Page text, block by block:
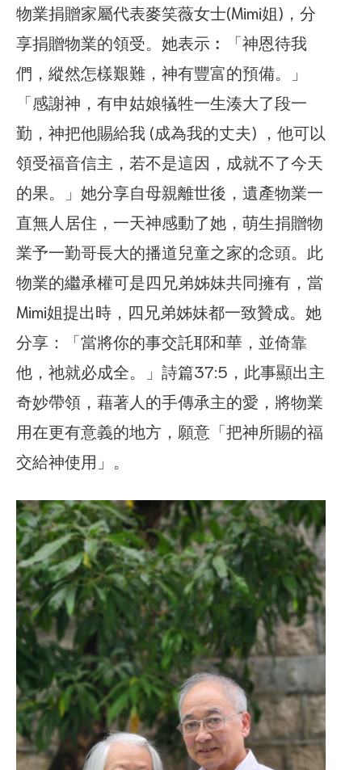
物業捐贈家屬代表麥笑薇女士(Mimi姐)，分
享捐贈物業的領受。她表示︰「神恩待我
們，縱然怎樣艱難，神有豐富的預備。」
「感謝神，有申姑娘犠牲一生湊大了段一
勤，神把他賜給我 (成為我的丈夫) ，他可以
領受福音信主，若不是這因，成就不了今天
的果。」她分享自母親離世後，遺產物業一
直無人居住，一天神感動了她，萌生捐贈物
業予一勤哥長大的播道兒童之家的念頭。此
物業的繼承權可是四兄弟姊妹共同擁有，當
Mimi姐提出時，四兄弟姊妹都一致贊成。她
分享：「當將你的事交託耶和華，並倚靠
他，祂就必成全。」詩篇37:5，此事顯出主
奇妙帶領，藉著人的手傳承主的愛，將物業
用在更有意義的地方，願意「把神所賜的福
交給神使用」。